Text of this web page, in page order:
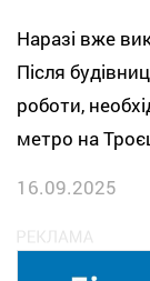
Наразі вже
Після
роботи,
метро на
16.09.2025